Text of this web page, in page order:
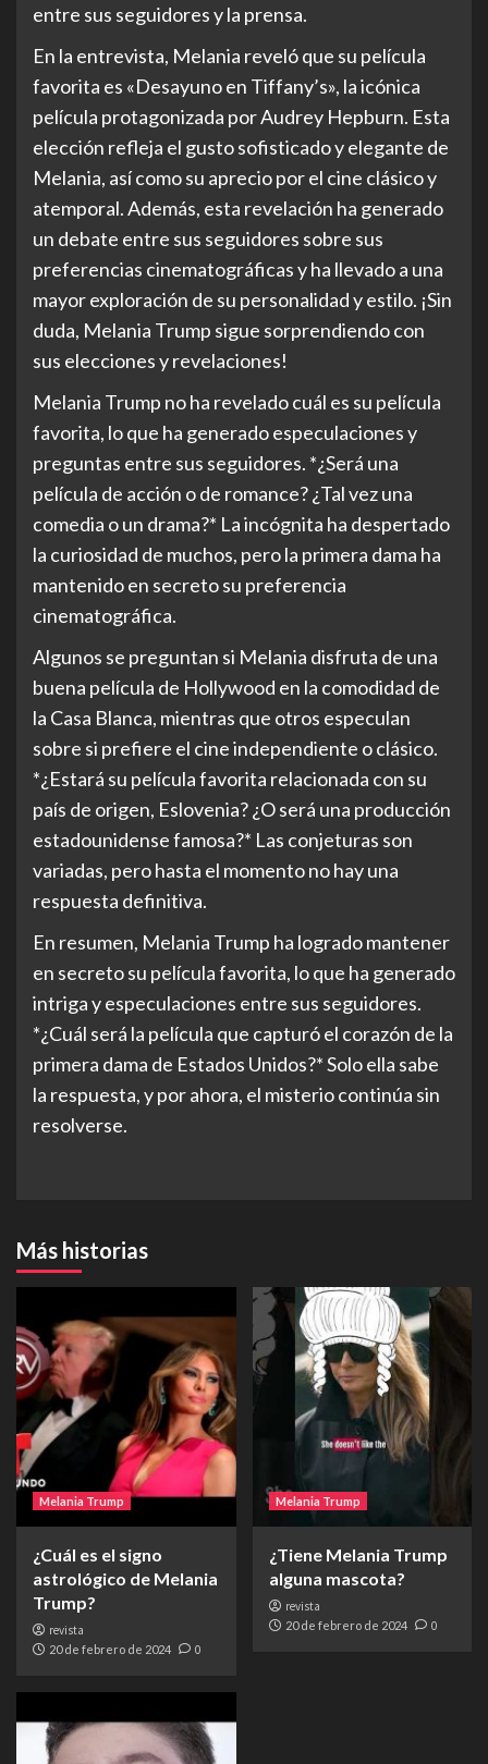
entre sus seguidores y la prensa.
En la entrevista, Melania reveló que su película
favorita es «Desayuno en Tiffany’s», la icónica
película protagonizada por Audrey Hepburn. Esta
elección refleja el gusto sofisticado y elegante de
Melania, así como su aprecio por el cine clásico y
atemporal. Además, esta revelación ha generado
un debate entre sus seguidores sobre sus
preferencias cinematográficas y ha llevado a una
mayor exploración de su personalidad y estilo. ¡Sin
duda, Melania Trump sigue sorprendiendo con
sus elecciones y revelaciones!
Melania Trump no ha revelado cuál es su película
favorita, lo que ha generado especulaciones y
preguntas entre sus seguidores. *¿Será una
película de acción o de romance? ¿Tal vez una
comedia o un drama?* La incógnita ha despertado
la curiosidad de muchos, pero la primera dama ha
mantenido en secreto su preferencia
cinematográfica.
Algunos se preguntan si Melania disfruta de una
buena película de Hollywood en la comodidad de
la Casa Blanca, mientras que otros especulan
sobre si prefiere el cine independiente o clásico.
*¿Estará su película favorita relacionada con su
país de origen, Eslovenia? ¿O será una producción
estadounidense famosa?* Las conjeturas son
variadas, pero hasta el momento no hay una
respuesta definitiva.
En resumen, Melania Trump ha logrado mantener
en secreto su película favorita, lo que ha generado
intriga y especulaciones entre sus seguidores.
*¿Cuál será la película que capturó el corazón de la
primera dama de Estados Unidos?* Solo ella sabe
la respuesta, y por ahora, el misterio continúa sin
resolverse.
Más historias
Melania Trump
¿Cuál es el signo
astrológico de Melania
Trump?
revista
20 de febrero de 2024 0
Melania Trump
¿Tiene Melania Trump
alguna mascota?
revista
20 de febrero de 2024 0